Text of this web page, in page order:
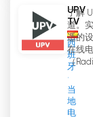
UPV
TV
西
班
牙
当
地
电
了解
道。
适的
在线
（